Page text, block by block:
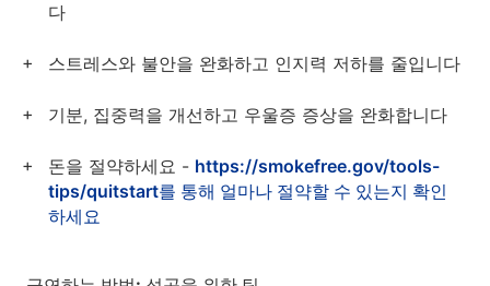
다
스트레스와 불안을 완화하고 인지력 저하를 줄입니다
기분, 집중력을 개선하고 우울증 증상을 완화합니다
돈을 절약하세요 - https://smokefree.gov/tools-
tips/quitstart를 통해 얼마나 절약할 수 있는지 확인
하세요